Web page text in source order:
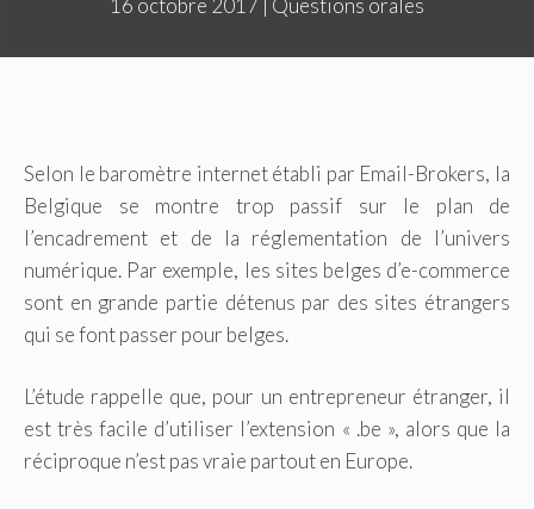
Selon le baromètre internet établi par Email-Brokers, la
Belgique se montre trop passif sur le plan de
l’encadrement et de la réglementation de l’univers
numérique. Par exemple, les sites belges d’e-commerce
sont en grande partie détenus par des sites étrangers
qui se font passer pour belges.
L’étude rappelle que, pour un entrepreneur étranger, il
est très facile d’utiliser l’extension « .be », alors que la
réciproque n’est pas vraie partout en Europe.